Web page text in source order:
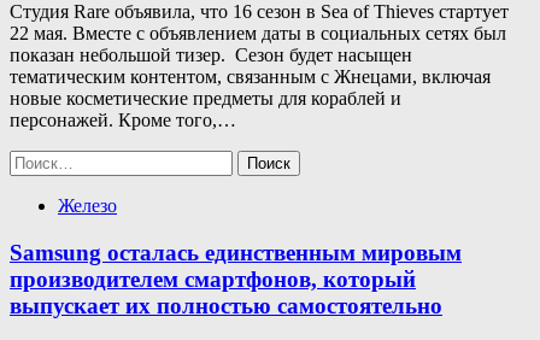
Студия Rare объявила, что 16 сезон в Sea of Thieves стартует
22 мая. Вместе с объявлением даты в социальных сетях был
показан небольшой тизер. Cезон будет насыщен
тематическим контентом, связанным с Жнецами, включая
новые косметические предметы для кораблей и
персонажей. Кроме того,…
Найти:
Железо
Samsung осталась единственным мировым
производителем смартфонов, который
выпускает их полностью самостоятельно